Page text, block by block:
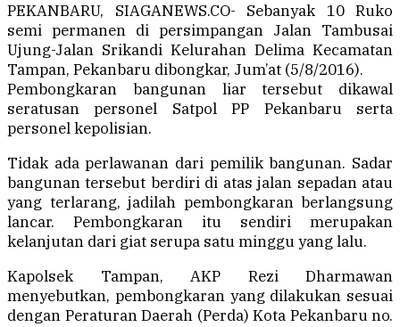
PEKANBARU, SIAGANEWS.CO- Sebanyak 10 Ruko
semi permanen di persimpangan Jalan Tambusai
Ujung-Jalan Srikandi Kelurahan Delima Kecamatan
Tampan, Pekanbaru dibongkar, Jum’at (5/8/2016).
Pembongkaran bangunan liar tersebut dikawal
seratusan personel Satpol PP Pekanbaru serta
personel kepolisian.
Tidak ada perlawanan dari pemilik bangunan. Sadar
bangunan tersebut berdiri di atas jalan sepadan atau
yang terlarang, jadilah pembongkaran berlangsung
lancar. Pembongkaran itu sendiri merupakan
kelanjutan dari giat serupa satu minggu yang lalu.
Kapolsek Tampan, AKP Rezi Dharmawan
menyebutkan, pembongkaran yang dilakukan sesuai
dengan Peraturan Daerah (Perda) Kota Pekanbaru no.